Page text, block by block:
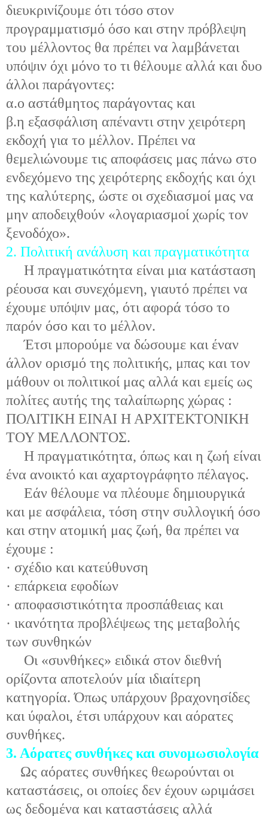
διευκρινίζουμε ότι τόσο στον
προγραμματισμό όσο και στην πρόβλεψη
του μέλλοντος θα πρέπει να λαμβάνεται
υπόψιν όχι μόνο το τι θέλουμε αλλά και δυο
άλλοι παράγοντες:
α.ο αστάθμητος παράγοντας και
β.η εξασφάλιση απέναντι στην χειρότερη
εκδοχή για το μέλλον. Πρέπει να
θεμελιώνουμε τις αποφάσεις μας πάνω στο
ενδεχόμενο της χειρότερης εκδοχής και όχι
της καλύτερης, ώστε οι σχεδιασμοί μας να
μην αποδειχθούν «λογαριασμοί χωρίς τον
ξενοδόχο».
2. Πολιτική ανάλυση και πραγματικότητα
Η πραγματικότητα είναι μια κατάσταση
ρέουσα και συνεχόμενη, γιαυτό πρέπει να
έχουμε υπόψιν μας, ότι αφορά τόσο το
παρόν όσο και το μέλλον.
Έτσι μπορούμε να δώσουμε και έναν
άλλον ορισμό της πολιτικής, μπας και τον
μάθουν οι πολιτικοί μας αλλά και εμείς ως
πολίτες αυτής της ταλαίπωρης χώρας :
ΠΟΛΙΤΙΚΗ ΕΙΝΑΙ Η ΑΡΧΙΤΕΚΤΟΝΙΚΗ
ΤΟΥ ΜΕΛΛΟΝΤΟΣ.
Η πραγματικότητα, όπως και η ζωή είναι
ένα ανοικτό και αχαρτογράφητο πέλαγος.
Εάν θέλουμε να πλέουμε δημιουργικά
και με ασφάλεια, τόση στην συλλογική όσο
και στην ατομική μας ζωή, θα πρέπει να
έχουμε :
· σχέδιο και κατεύθυνση
· επάρκεια εφοδίων
· αποφασιστικότητα προσπάθειας και
· ικανότητα προβλέψεως της μεταβολής
των συνθηκών
Οι «συνθήκες» ειδικά στον διεθνή
ορίζοντα αποτελούν μία ιδιαίτερη
κατηγορία. Όπως υπάρχουν βραχονησίδες
και ύφαλοι, έτσι υπάρχουν και αόρατες
συνθήκες.
3. Αόρατες συνθήκες και συνομωσιολογία
Ως αόρατες συνθήκες θεωρούνται οι
καταστάσεις, οι οποίες δεν έχουν ωριμάσει
ως δεδομένα και καταστάσεις αλλά